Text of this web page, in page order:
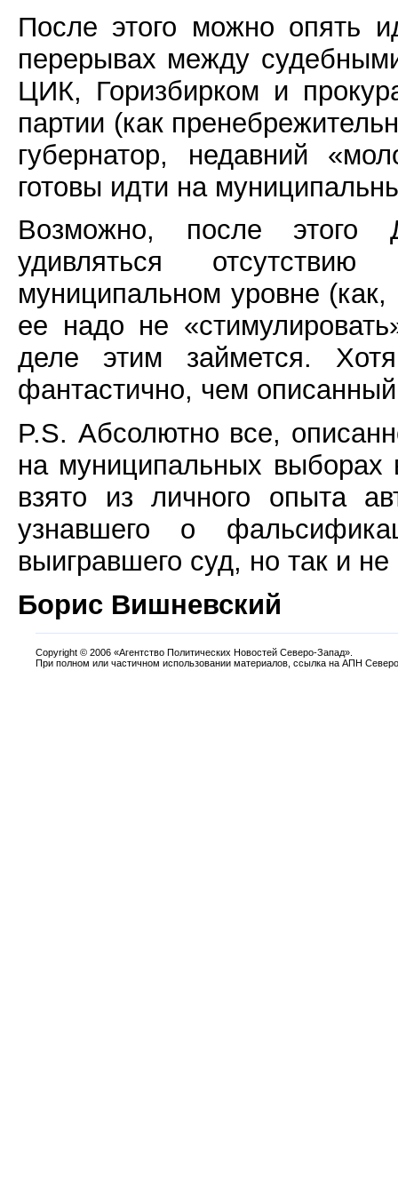
После этого можно опять
перерывах между
ЦИК, Горизбирком и
партии (как
губернатор, недавний
готовы идти на
Возможно, после этого
удивляться
муниципальном уровне
ее надо не
деле этим займется.
фантастично, чем
P.S. Абсолютно все,
на муниципальных выборах
взято из личного опыта
узнавшего о
выигравшего суд, но так и
Борис Вишневский
Copyright © 2006 «Агентство Политических Новостей Северо-Запад».
При полном или частичном использовании материалов, ссылка на АПН